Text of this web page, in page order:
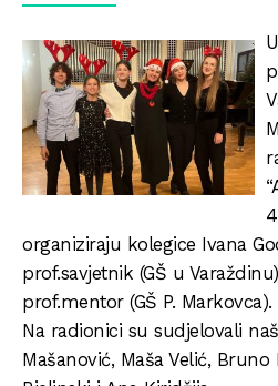
organiziraju kolegice Ivana
prof.savjetnik (GŠ u
prof.mentor (GŠ P. Markovca).
Na radionici su sudjelovali
Mašanović, Maša Velić,